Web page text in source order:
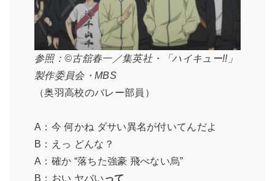
参照：©古舘春一／集英社・「ハイキュー!!」
製作委員会・MBS
（奥羽高校のバレー部員）
A：今 何かね ダサい異名が付いてんだよ
B：えっ どんな？
A：確か “落ちた強豪 飛べない烏”
B：おい ヤバい って